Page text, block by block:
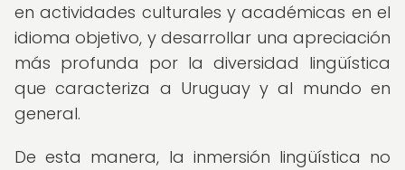
en actividades culturales y académicas en el
idioma objetivo, y desarrollar una apreciación
más profunda por la diversidad lingüística
que caracteriza a Uruguay y al mundo en
general.
De esta manera, la inmersión lingüística no